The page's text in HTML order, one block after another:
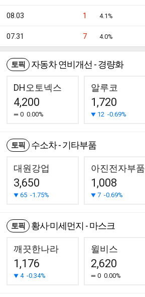
08.03 1 4.1%
07.31 7 4.0%
토픽 자동차 연비개선 - 경량화
DH오토넥스
4,200
0 0.00%
알루코
1,720
12 -0.69%
토픽 수소차 - 기타부품
대원강업
3,650
65 -1.75%
아진전자부품
1,008
7 -0.69%
토픽 황사·미세먼지 - 마스크
깨끗한나라
1,176
4 -0.34%
윌비스
2,620
0 0.00%